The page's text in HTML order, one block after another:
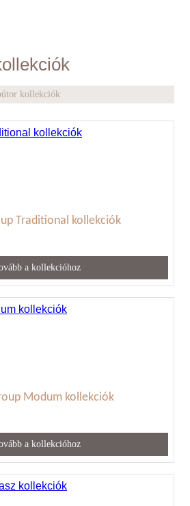
kollekciók
Traditional kollekciók
a kollekcióhoz
Modum kollekciók
a kollekcióhoz